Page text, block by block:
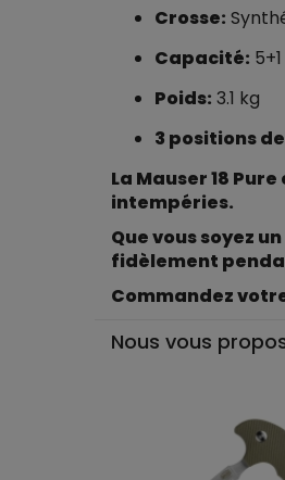
Crosse:
Capacité: 5+1
Poids: 3.1 kg
3 positions
La Mauser 18
intempéries.
Que vous soyez
fidèlement
Commandez
Nous vous